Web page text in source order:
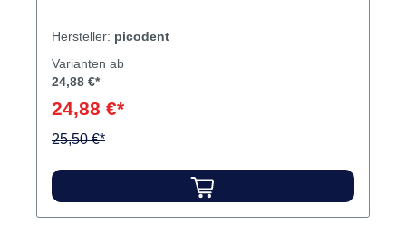
Hersteller: picodent
Varianten ab
24,88 €*
24,88 €*
25,50 €*